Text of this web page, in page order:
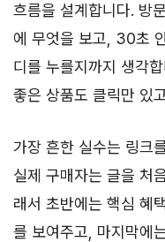
흐름을 설계합니다. 방
에 무엇을 보고, 30초
디를 누를지까지 생각
좋은 상품도 클릭만 있
가장 흔한 실수는 링크
실제 구매자는 글을 처
래서 초반에는 핵심 혜
를 보여주고, 마지막에